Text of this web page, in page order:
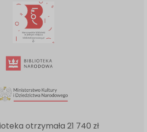
otrzymała 21 740 zł